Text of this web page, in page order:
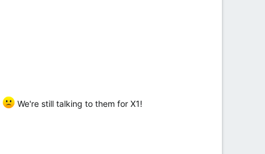
We're still talking to them for X1!